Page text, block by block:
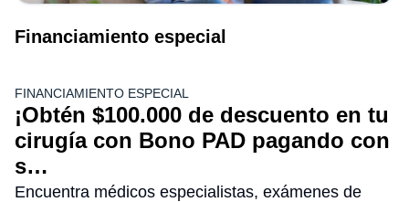
Financiamiento especial
FINANCIAMIENTO ESPECIAL
¡Obtén $100.000 de descuento en tu
cirugía con Bono PAD pagando con
s…
Encuentra médicos especialistas, exámenes de